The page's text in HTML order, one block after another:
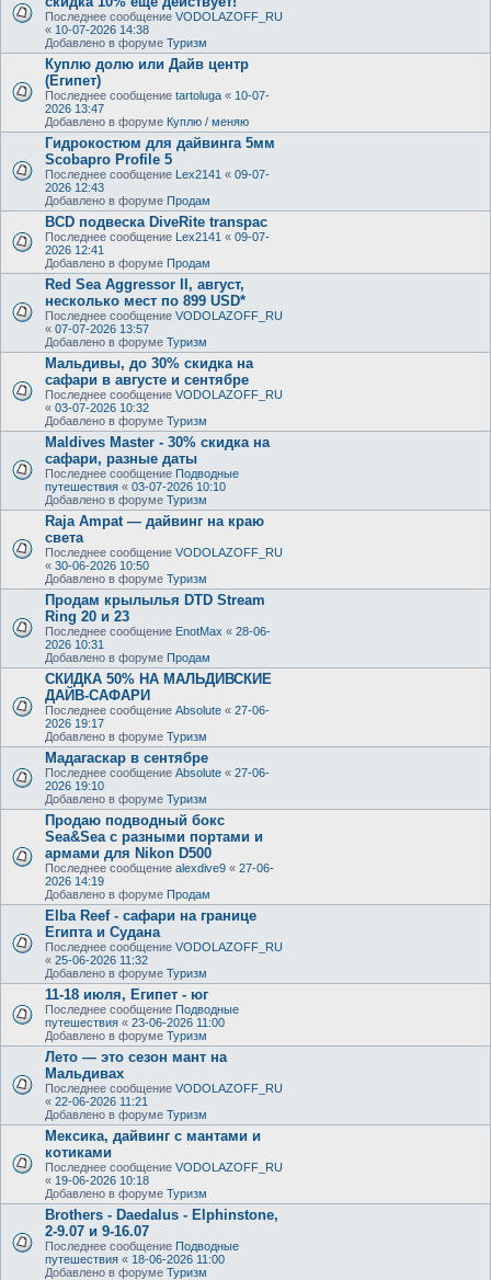
Последнее сообщение VODOLAZOFF_RU
« 10-07-2026 14:38
Добавлено в форуме Туризм
Куплю долю или Дайв центр
(Египет)
Последнее сообщение tartoluga « 10-07-
2026 13:47
Добавлено в форуме Куплю / меняю
Гидрокостюм для дайвинга 5мм
Scobapro Profile 5
Последнее сообщение Lex2141 « 09-07-
2026 12:43
Добавлено в форуме Продам
BCD подвеска DiveRite transpac
Последнее сообщение Lex2141 « 09-07-
2026 12:41
Добавлено в форуме Продам
Red Sea Aggressor II, август,
несколько мест по 899 USD*
Последнее сообщение VODOLAZOFF_RU
« 07-07-2026 13:57
Добавлено в форуме Туризм
Мальдивы, до 30% скидка на
сафари в августе и сентябре
Последнее сообщение VODOLAZOFF_RU
« 03-07-2026 10:32
Добавлено в форуме Туризм
Maldives Master - 30% скидка на
сафари, разные даты
Последнее сообщение Подводные
путешествия « 03-07-2026 10:10
Добавлено в форуме Туризм
Raja Ampat — дайвинг на краю
света
Последнее сообщение VODOLAZOFF_RU
« 30-06-2026 10:50
Добавлено в форуме Туризм
Продам крылылья DTD Stream
Ring 20 и 23
Последнее сообщение EnotMax « 28-06-
2026 10:31
Добавлено в форуме Продам
СКИДКА 50% НА МАЛЬДИВСКИЕ
ДАЙВ-САФАРИ
Последнее сообщение Absolute « 27-06-
2026 19:17
Добавлено в форуме Туризм
Мадагаскар в сентябре
Последнее сообщение Absolute « 27-06-
2026 19:10
Добавлено в форуме Туризм
Продаю подводный бокс
Sea&Sea с разными портами и
армами для Nikon D500
Последнее сообщение alexdive9 « 27-06-
2026 14:19
Добавлено в форуме Продам
Elba Reef - сафари на границе
Египта и Судана
Последнее сообщение VODOLAZOFF_RU
« 25-06-2026 11:32
Добавлено в форуме Туризм
11-18 июля, Египет - юг
Последнее сообщение Подводные
путешествия « 23-06-2026 11:00
Добавлено в форуме Туризм
Лето — это сезон мант на
Мальдивах
Последнее сообщение VODOLAZOFF_RU
« 22-06-2026 11:21
Добавлено в форуме Туризм
Мексика, дайвинг с мантами и
котиками
Последнее сообщение VODOLAZOFF_RU
« 19-06-2026 10:18
Добавлено в форуме Туризм
Brothers - Daedalus - Elphinstone,
2-9.07 и 9-16.07
Последнее сообщение Подводные
путешествия « 18-06-2026 11:00
Добавлено в форуме Туризм